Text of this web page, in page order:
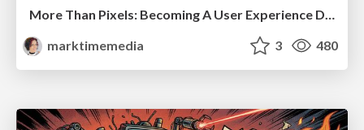
More Than Pixels: Becoming A User Experience Designer
marktimemedia
3 480